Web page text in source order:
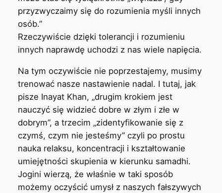
przyzwyczaimy się do rozumienia myśli innych
osób.”
Rzeczywiście dzięki tolerancji i rozumieniu
innych naprawdę uchodzi z nas wiele napięcia.
Na tym oczywiście nie poprzestajemy, musimy
trenować nasze nastawienie nadal. I tutaj, jak
pisze Inayat Khan, „drugim krokiem jest
nauczyć się widzieć dobre w złym i złe w
dobrym”, a trzecim „zidentyfikowanie się z
czymś, czym nie jesteśmy” czyli po prostu
nauka relaksu, koncentracji i kształtowanie
umiejętności skupienia w kierunku samadhi.
Jogini wierzą, że właśnie w taki sposób
możemy oczyścić umysł z naszych fałszywych